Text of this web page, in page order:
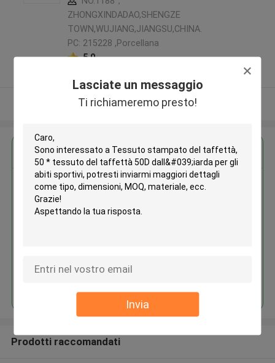
Lasciate un messaggio
Ti richiameremo presto!
Invia
ZHONGXINDADAO,SHENGZE
TOWN,WUJIANG,JIANGSU,CHINA.
PC: 215228 ,Porcellana
5.0
Osservi più
Ottieni il miglior prezzo per
Tessuto stampato del taffettà,
dall'iarda per gli abiti sportivi
Prodotti raccomandati